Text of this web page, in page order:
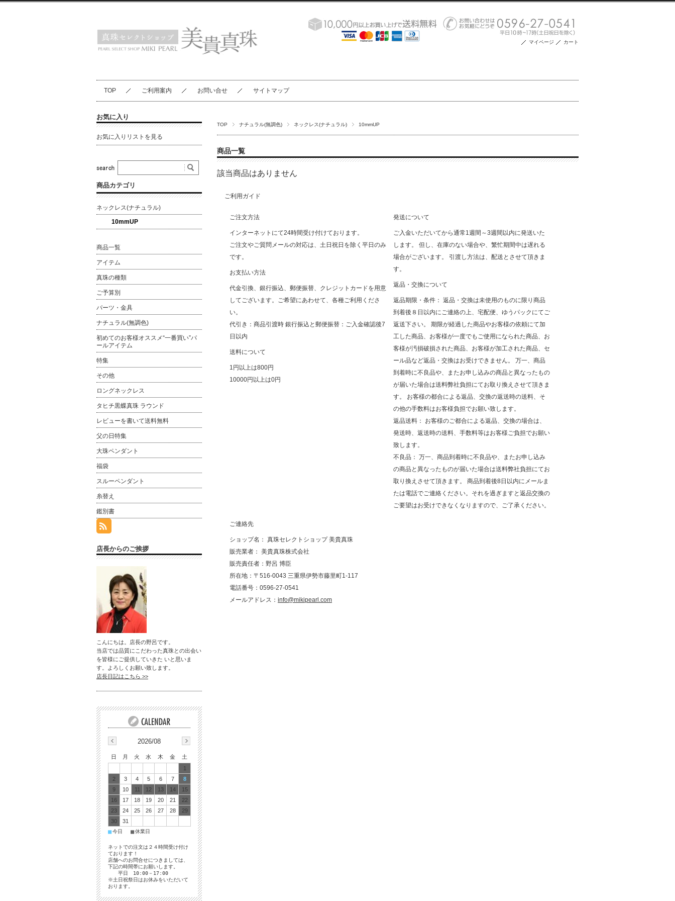
マイページ カート
TOP ご利用案内 お問い合せ サイトマップ
TOP ナチュラル(無調色) ネックレス(ナチュラル) 10mmUP
商品一覧
該当商品はありません
ご利用ガイド
ご注文方法
インターネットにて24時間受け付けております。
ご注文やご質問メールの対応は、土日祝日を除く平日のみ
です。
お支払い方法
代金引換、銀行振込、郵便振替、クレジットカードを用意
してございます。ご希望にあわせて、各種ご利用くださ
い。
代引き：商品引渡時 銀行振込と郵便振替：ご入金確認後7
日以内
送料について
1円以上は800円
10000円以上は0円
発送について
ご入金いただいてから通常1週間～3週間以内に発送いた
します。 但し、在庫のない場合や、繁忙期間中は遅れる
場合がございます。 引渡し方法は、配送とさせて頂きま
す。
返品・交換について
返品期限・条件： 返品・交換は未使用のものに限り商品
到着後８日以内にご連絡の上、宅配便、ゆうパックにてご
返送下さい。 期限が経過した商品やお客様の依頼にて加
工した商品、お客様が一度でもご使用になられた商品、お
客様が汚損破損された商品、お客様が加工された商品、セ
ール品など返品・交換はお受けできません。 万一、商品
到着時に不良品や、またお申し込みの商品と異なったもの
が届いた場合は送料弊社負担にてお取り換えさせて頂きま
す。 お客様の都合による返品、交換の返送時の送料、そ
の他の手数料はお客様負担でお願い致します。
返品送料： お客様のご都合による返品、交換の場合は、
発送時、返送時の送料、手数料等はお客様ご負担でお願い
致します。
不良品： 万一、商品到着時に不良品や、またお申し込み
の商品と異なったものが届いた場合は送料弊社負担にてお
取り換えさせて頂きます。 商品到着後8日以内にメールま
たは電話でご連絡ください。それを過ぎますと返品交換の
ご要望はお受けできなくなりますので、ご了承ください。
ご連絡先
ショップ名： 真珠セレクトショップ 美貴真珠
販売業者： 美貴真珠株式会社
販売責任者：野呂 博臣
所在地：〒516-0043 三重県伊勢市藤里町1-117
電話番号：0596-27-0541
メールアドレス： info@mikipearl.com
お気に入り
お気に入りリストを見る
商品カテゴリ
ネックレス(ナチュラル)
10mmUP
商品一覧
アイテム
真珠の種類
ご予算別
パーツ・金具
ナチュラル(無調色)
初めてのお客様オススメ“一番買い”パ
ールアイテム
特集
その他
ロングネックレス
タヒチ黒蝶真珠 ラウンド
レビューを書いて送料無料
父の日特集
大珠ペンダント
福袋
スルーペンダント
糸替え
鑑別書
店長からのご挨拶
こんにちは。店長の野呂です。
当店では品質にこだわった真珠との出会い
を皆様にご提供していきた いと思いま
す。よろしくお願い致します。
店長日記はこちら >>
2026/08
日 月 火 水 木 金
土
1
2
3 4 5 6 7
8
9
10 11 12 13 14
15
16
17 18 19 20 21
22
23
24 25 26 27 28
29
30
31
■今日 ■休業日
ネットでの注文は２４時間受け付け
ております！
店舗へのお問合せにつきましては、
下記の時間帯にお願いします。
平日 10:00－17:00
※土日祝祭日はお休みをいただいて
おります。